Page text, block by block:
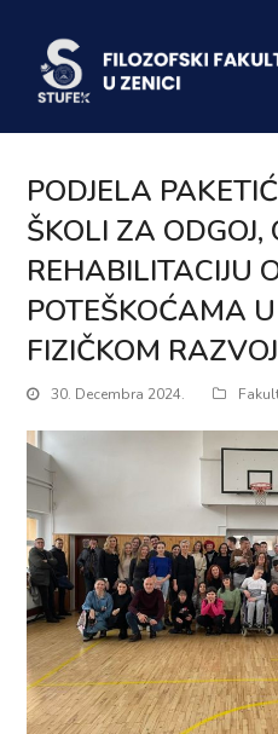
PODJELA
ŠKOLI ZA
REHABILITACIJU
POTEŠKOĆAMA
FIZIČKOM
30. Decembra 2024.